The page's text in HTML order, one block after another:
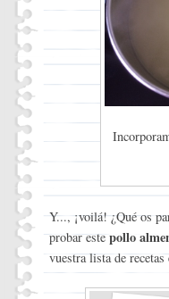
Y..., ¡voilá! ¿Qué os
probar este pollo
vuestra lista de recetas